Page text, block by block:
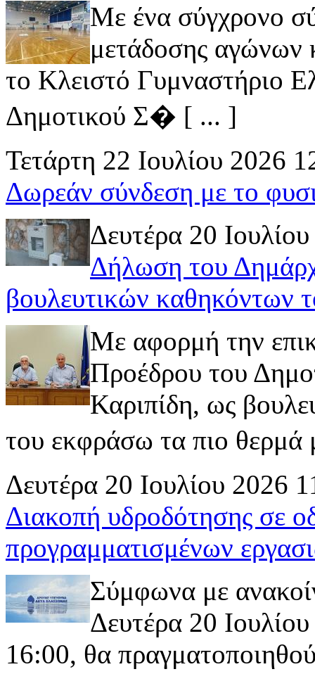
Με ένα σύγχρονο
μετάδοσης αγώνων
το Κλειστό Γυμναστήριο
Δημοτικού Σ� [ ... ]
Τετάρτη 22 Ιουλίου 2026
Δωρεάν σύνδεση με το
Δευτέρα 20
Δήλωση του
βουλευτικών καθηκόντων
Με αφορμή την
Προέδρου του
Καριπίδη, ως
του εκφράσω τα πιο
Δευτέρα 20 Ιουλίου 2026
Διακοπή υδροδότησης σε
προγραμματισμένων
Σύμφωνα με
Δευτέρα 20
16:00, θα